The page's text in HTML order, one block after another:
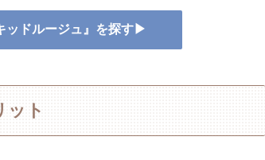
ッドルージュ』を探す▶
ット